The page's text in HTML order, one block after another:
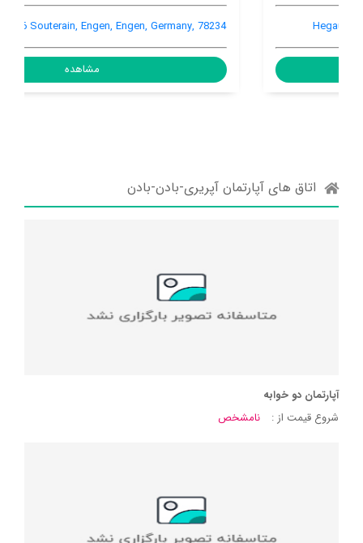
Im Weihergrund 16 Souterain, Engen, Engen, Germany, 78234
اتاق های آپارتمان آپریری-بادن-بادن
آپارتمان دو خوابه
شروع قیمت از :
نامشخص